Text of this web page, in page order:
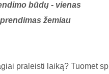
būdų - vienas
žemiau
praleisti laiką? Tuomet